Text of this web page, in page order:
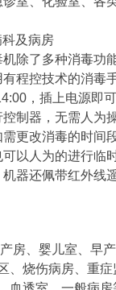
及病房
除了多种消毒功
程控技术的消毒
，插上电源即
制器，无需人为
更改消毒的时间
以人为的进行临
器还佩带红外线
房、婴儿室、早
、烧伤病房、重